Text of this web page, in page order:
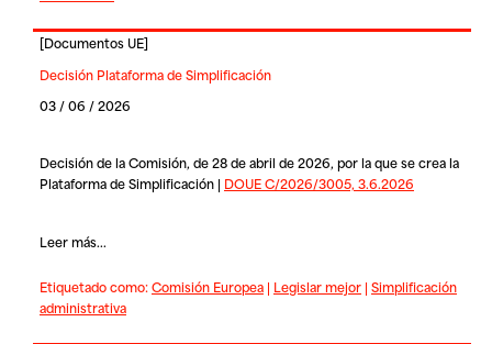
[Documentos UE]
Decisión Plataforma de Simplificación
03 / 06 / 2026
Decisión de la Comisión, de 28 de abril de 2026, por la que se crea la
Plataforma de Simplificación | DOUE C/2026/3005, 3.6.2026
Leer más...
Etiquetado como:Comisión Europea| Legislar mejor| Simplificación
administrativa